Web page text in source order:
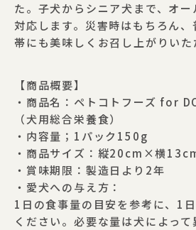
た。子犬からシニア犬まで、オ
対応します。災害時はもちろん
帯にも美味しくお召し上がりいた
【商品概要】
・商品名：ペトコトフーズ for
（犬用総合栄養食）
・内容量；1パック150g
・商品サイズ：縦20cm×横
・賞味期限：製造日より2年
・愛犬への与え方：
1日の食事量の目安を参考に、1
ください。必要な量は犬によっ